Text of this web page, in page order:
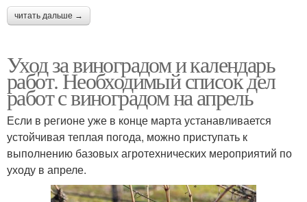
читать дальше →
Уход за виноградом и календарь
работ. Необходимый список дел
работ с виноградом на апрель
Если в регионе уже в конце марта устанавливается
устойчивая теплая погода, можно приступать к
выполнению базовых агротехнических мероприятий по
уходу в апреле.